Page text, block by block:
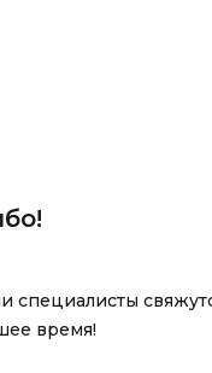
специалисты
время!